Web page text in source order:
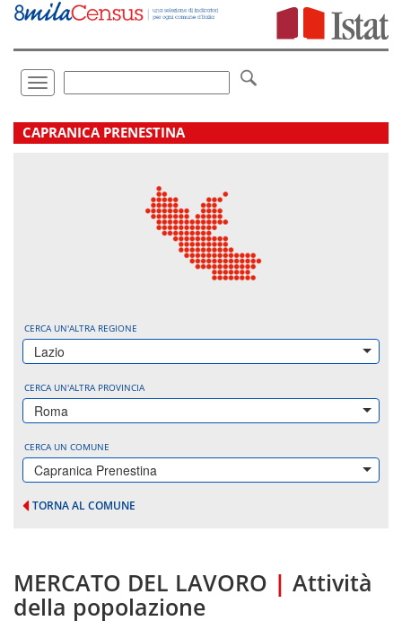
Vai
direttamente
Toggle
navigation
.
CAPRANICA PRENESTINA
CERCA UN'ALTRA REGIONE
Lazio
CERCA UN'ALTRA PROVINCIA
Roma
CERCA UN COMUNE
Capranica Prenestina
TORNA AL COMUNE
MERCATO DEL LAVORO | Attività
della popolazione